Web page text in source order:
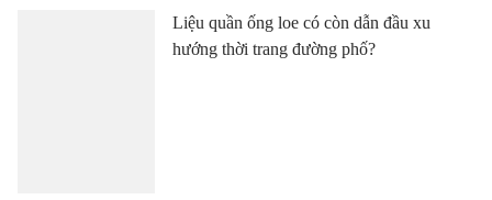
Liệu quần ống loe có còn dẫn đầu xu
hướng thời trang đường phố?